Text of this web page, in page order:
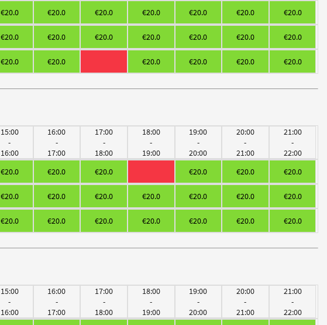
€20.0 €20.0 €20.0 €20.0 €20.0 €20.0 €20.0
€20.0 €20.0 €20.0 €20.0 €20.0 €20.0 €20.0
€20.0 €20.0 €20.0 €20.0 €20.0 €20.0
15:00
-
16:00
16:00
-
17:00
17:00
-
18:00
18:00
-
19:00
19:00
-
20:00
20:00
-
21:00
21:00
-
22:00
€20.0 €20.0 €20.0 €20.0 €20.0 €20.0
€20.0 €20.0 €20.0 €20.0 €20.0 €20.0 €20.0
€20.0 €20.0 €20.0 €20.0 €20.0 €20.0 €20.0
15:00
-
16:00
16:00
-
17:00
17:00
-
18:00
18:00
-
19:00
19:00
-
20:00
20:00
-
21:00
21:00
-
22:00